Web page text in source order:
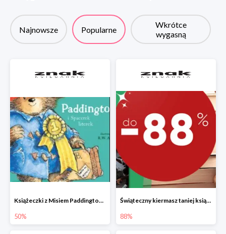
Najnowsze Popularne
Wkrótce
wygasną
Książeczki z Misiem Paddingtonem do -50%
50%
Świąteczny kiermasz taniej książki
88%